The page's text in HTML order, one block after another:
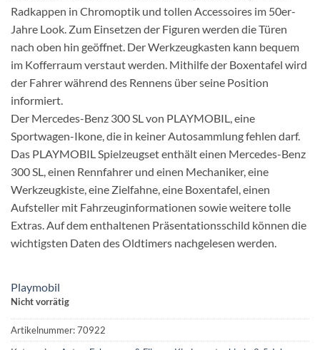
Radkappen in Chromoptik und tollen Accessoires im 50er-
Jahre Look. Zum Einsetzen der Figuren werden die Türen
nach oben hin geöffnet. Der Werkzeugkasten kann bequem
im Kofferraum verstaut werden. Mithilfe der Boxentafel wird
der Fahrer während des Rennens über seine Position
informiert.
Der Mercedes-Benz 300 SL von PLAYMOBIL, eine
Sportwagen-Ikone, die in keiner Autosammlung fehlen darf.
Das PLAYMOBIL Spielzeugset enthält einen Mercedes-Benz
300 SL, einen Rennfahrer und einen Mechaniker, eine
Werkzeugkiste, eine Zielfahne, eine Boxentafel, einen
Aufsteller mit Fahrzeuginformationen sowie weitere tolle
Extras. Auf dem enthaltenen Präsentationsschild können die
wichtigsten Daten des Oldtimers nachgelesen werden.
Playmobil
Nicht vorrätig
Artikelnummer:70922